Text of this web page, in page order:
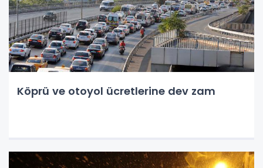
Köprü ve otoyol ücretlerine dev zam